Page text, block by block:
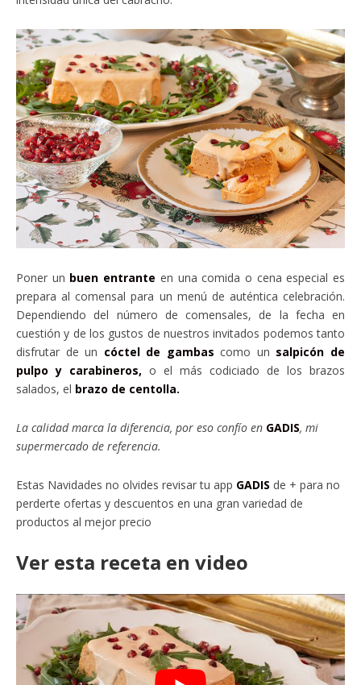
Poner un buen entrante en una comida o cena especial es
prepara al comensal para un menú de auténtica celebración.
Dependiendo del número de comensales, de la fecha en
cuestión y de los gustos de nuestros invitados podemos tanto
disfrutar de un cóctel de gambas como un salpicón de
pulpo y carabineros, o el más codiciado de los brazos
salados, el brazo de centolla.
La calidad marca la diferencia, por eso confío en GADIS, mi
supermercado de referencia.
Estas Navidades no olvides revisar tu app GADIS de + para no
perderte ofertas y descuentos en una gran variedad de
productos al mejor precio
Ver esta receta en video